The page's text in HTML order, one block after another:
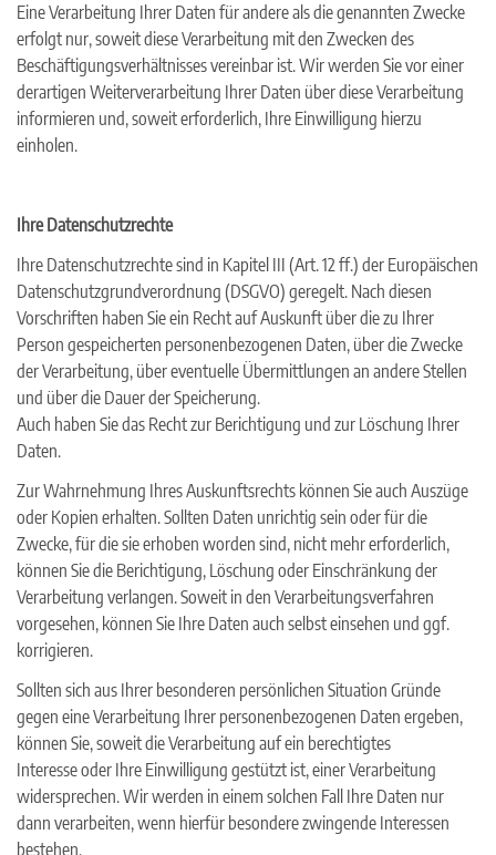
Eine Verarbeitung Ihrer Daten für andere als die genannten Zwecke
erfolgt nur, soweit diese Verarbeitung mit den Zwecken des
Beschäftigungsverhältnisses vereinbar ist. Wir werden Sie vor einer
derartigen Weiterverarbeitung Ihrer Daten über diese Verarbeitung
informieren und, soweit erforderlich, Ihre Einwilligung hierzu
einholen.
Ihre Datenschutzrechte
Ihre Datenschutzrechte sind in Kapitel III (Art. 12 ff.) der Europäischen
Datenschutzgrundverordnung (DSGVO) geregelt. Nach diesen
Vorschriften haben Sie ein Recht auf Auskunft über die zu Ihrer
Person gespeicherten personenbezogenen Daten, über die Zwecke
der Verarbeitung, über eventuelle Übermittlungen an andere Stellen
und über die Dauer der Speicherung.
Auch haben Sie das Recht zur Berichtigung und zur Löschung Ihrer
Daten.
Zur Wahrnehmung Ihres Auskunftsrechts können Sie auch Auszüge
oder Kopien erhalten. Sollten Daten unrichtig sein oder für die
Zwecke, für die sie erhoben worden sind, nicht mehr erforderlich,
können Sie die Berichtigung, Löschung oder Einschränkung der
Verarbeitung verlangen. Soweit in den Verarbeitungsverfahren
vorgesehen, können Sie Ihre Daten auch selbst einsehen und ggf.
korrigieren.
Sollten sich aus Ihrer besonderen persönlichen Situation Gründe
gegen eine Verarbeitung Ihrer personenbezogenen Daten ergeben,
können Sie, soweit die Verarbeitung auf ein berechtigtes
Interesse oder Ihre Einwilligung gestützt ist, einer Verarbeitung
widersprechen. Wir werden in einem solchen Fall Ihre Daten nur
dann verarbeiten, wenn hierfür besondere zwingende Interessen
bestehen.